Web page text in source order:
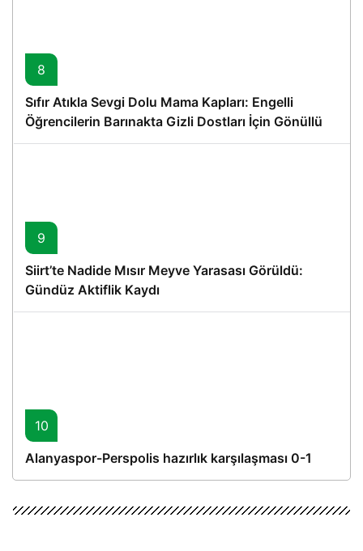
8
Sıfır Atıkla Sevgi Dolu Mama Kapları: Engelli
Öğrencilerin Barınakta Gizli Dostları İçin Gönüllü
Proje
9
Siirt’te Nadide Mısır Meyve Yarasası Görüldü:
Gündüz Aktiflik Kaydı
10
Alanyaspor-Perspolis hazırlık karşılaşması 0-1